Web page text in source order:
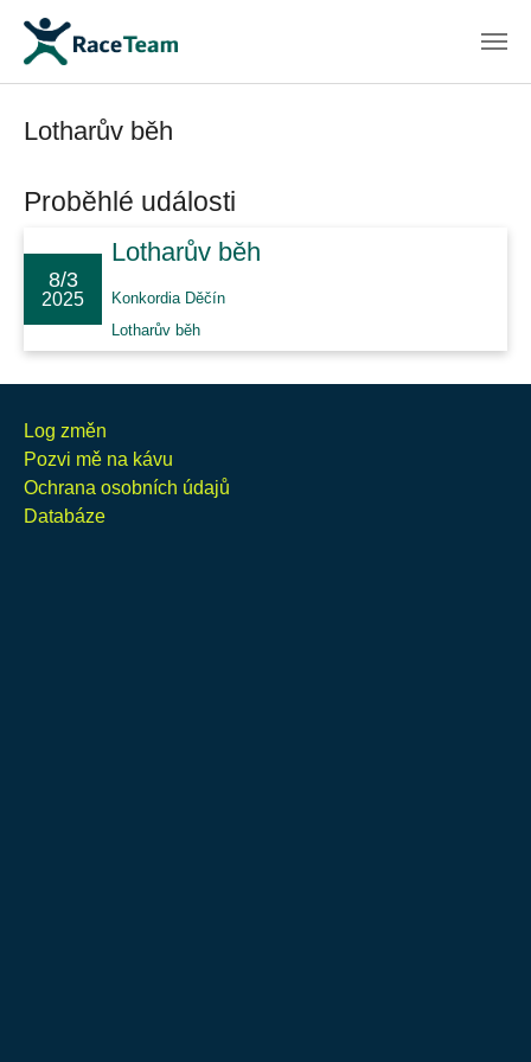
Lotharův běh
Proběhlé události
8/3
2025
Lotharův běh
Konkordia Děčín
Lotharův běh
Log změn
Pozvi mě na kávu
Ochrana osobních údajů
Databáze